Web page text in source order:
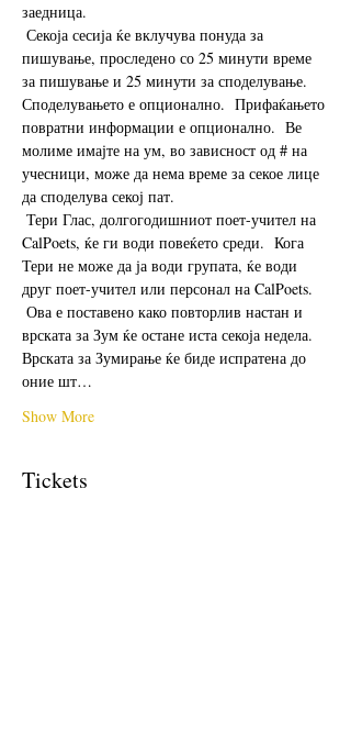
заедница.
пишување, проследено со 25 минути време
за пишување и 25 минути за споделување.
Споделувањето е опционално.  Прифаќањето
повратни информации е опционално.  Ве
молиме имајте на ум, во зависност од # на
учесници, може да нема време за секое лице
да споделува секој пат.
CalPoets, ќе ги води повеќето среди.  Кога
Тери не може да ја води групата, ќе води
друг поет-учител или персонал на CalPoets.
врската за Зум ќе остане иста секоја недела.
Врската за Зумирање ќе биде испратена до
оние шт…
Show More
Tickets